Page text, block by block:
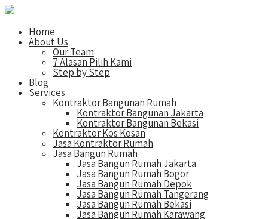
Home
About Us
Our Team
7 Alasan Pilih Kami
Step by Step
Blog
Services
Kontraktor Bangunan Rumah
Kontraktor Bangunan Jakarta
Kontraktor Bangunan Bekasi
Kontraktor Kos Kosan
Jasa Kontraktor Rumah
Jasa Bangun Rumah
Jasa Bangun Rumah Jakarta
Jasa Bangun Rumah Bogor
Jasa Bangun Rumah Depok
Jasa Bangun Rumah Tangerang
Jasa Bangun Rumah Bekasi
Jasa Bangun Rumah Karawang